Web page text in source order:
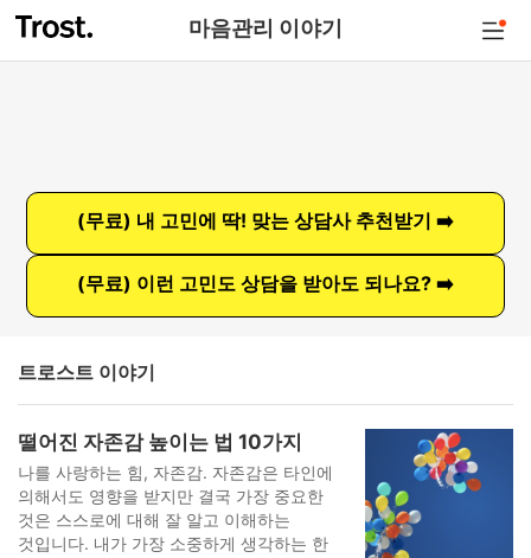
마음관리 이야기
(무료) 내 고민에 딱! 맞는 상담사 추천받기 ➡️
(무료) 이런 고민도 상담을 받아도 되나요? ➡️
트로스트 이야기
떨어진 자존감 높이는 법 10가지
나를 사랑하는 힘, 자존감. 자존감은 타인에
의해서도 영향을 받지만 결국 가장 중요한
것은 스스로에 대해 잘 알고 이해하는
것입니다. 내가 가장 소중하게 생각하는 한